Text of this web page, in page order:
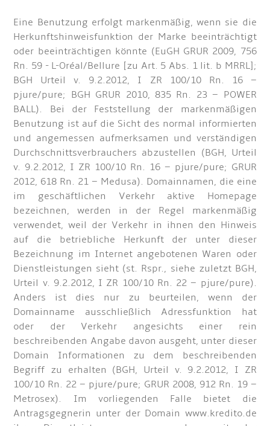
Eine Benutzung erfolgt markenmäßig, wenn sie die
Herkunftshinweisfunktion der Marke beeinträchtigt
oder beeinträchtigen könnte (EuGH GRUR 2009, 756
Rn. 59 - L-Oréal/Bellure [zu Art. 5 Abs. 1 lit. b MRRL];
BGH Urteil v. 9.2.2012, I ZR 100/10 Rn. 16 –
pjure/pure; BGH GRUR 2010, 835 Rn. 23 – POWER
BALL). Bei der Feststellung der markenmäßigen
Benutzung ist auf die Sicht des normal informierten
und angemessen aufmerksamen und verständigen
Durchschnittsverbrauchers abzustellen (BGH, Urteil
v. 9.2.2012, I ZR 100/10 Rn. 16 – pjure/pure; GRUR
2012, 618 Rn. 21 – Medusa). Domainnamen, die eine
im geschäftlichen Verkehr aktive Homepage
bezeichnen, werden in der Regel markenmäßig
verwendet, weil der Verkehr in ihnen den Hinweis
auf die betriebliche Herkunft der unter dieser
Bezeichnung im Internet angebotenen Waren oder
Dienstleistungen sieht (st. Rspr., siehe zuletzt BGH,
Urteil v. 9.2.2012, I ZR 100/10 Rn. 22 – pjure/pure).
Anders ist dies nur zu beurteilen, wenn der
Domainname ausschließlich Adressfunktion hat
oder der Verkehr angesichts einer rein
beschreibenden Angabe davon ausgeht, unter dieser
Domain Informationen zu dem beschreibenden
Begriff zu erhalten (BGH, Urteil v. 9.2.2012, I ZR
100/10 Rn. 22 – pjure/pure; GRUR 2008, 912 Rn. 19 –
Metrosex). Im vorliegenden Falle bietet die
Antragsgegnerin unter der Domain www.kredito.de